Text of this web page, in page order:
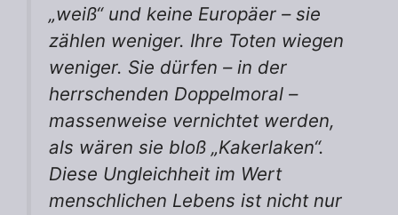
„weiß“ und keine Europäer – sie
zählen weniger. Ihre Toten wiegen
weniger. Sie dürfen – in der
herrschenden Doppelmoral –
massenweise vernichtet werden,
als wären sie bloß „Kakerlaken“.
Diese Ungleichheit im Wert
menschlichen Lebens ist nicht nur